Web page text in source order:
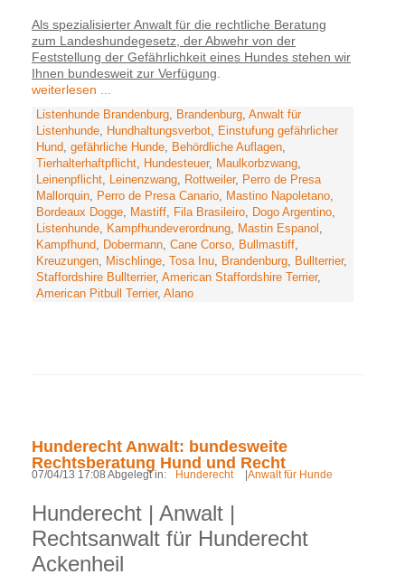
Als spezialisierter Anwalt für die rechtliche Beratung
zum Landeshundegesetz, der Abwehr von der
Feststellung der Gefährlichkeit eines Hundes stehen wir
Ihnen bundesweit zur Verfügung
weiterlesen ...
Listenhunde Brandenburg, Brandenburg, Anwalt für
Listenhunde, Hundhaltungsverbot, Einstufung gefährlicher
Hund, gefährliche Hunde, Behördliche Auflagen,
Tierhalterhaftpflicht, Hundesteuer, Maulkorbzwang,
Leinenpflicht, Leinenzwang, Rottweiler, Perro de Presa
Mallorquin, Perro de Presa Canario, Mastino Napoletano,
Bordeaux Dogge, Mastiff, Fila Brasileiro, Dogo Argentino,
Listenhunde, Kampfhundeverordnung, Mastin Espanol ,
Kampfhund, Dobermann, Cane Corso, Bullmastiff,
Kreuzungen, Mischlinge, Tosa Inu, Brandenburg, Bullterrier,
Staffordshire Bullterrier, American Staffordshire Terrier,
American Pitbull Terrier, Alano
Hunderecht Anwalt: bundesweite
Rechtsberatung Hund und Recht
07/04/13 17:08 Abgelegt in: Hunderecht |Anwalt für Hunde
Hunderecht | Anwalt |
Rechtsanwalt für Hunderecht
Ackenheil